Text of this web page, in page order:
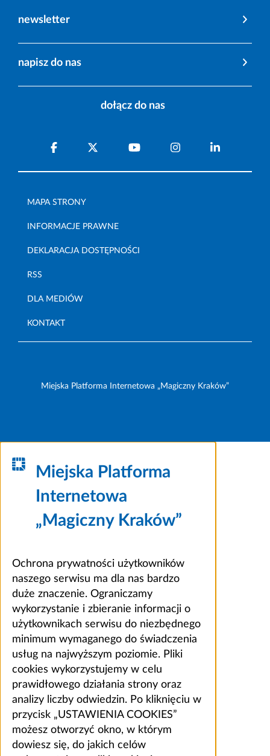
newsletter
napisz do nas
dołącz do nas
MAPA STRONY
INFORMACJE PRAWNE
DEKLARACJA DOSTĘPNOŚCI
RSS
DLA MEDIÓW
KONTAKT
Miejska Platforma Internetowa „Magiczny Kraków”
Miejska Platforma
Internetowa
„Magiczny Kraków”
Ochrona prywatności użytkowników
naszego serwisu ma dla nas bardzo
duże znaczenie. Ograniczamy
wykorzystanie i zbieranie informacji o
użytkownikach serwisu do niezbędnego
minimum wymaganego do świadczenia
usług na najwyższym poziomie. Pliki
cookies wykorzystujemy w celu
prawidłowego działania strony oraz
analizy liczby odwiedzin. Po kliknięciu w
przycisk „USTAWIENIA COOKIES”
możesz otworzyć okno, w którym
dowiesz się, do jakich celów